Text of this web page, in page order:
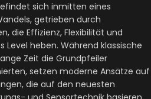
sich inmitten eines
getrieben durch
die Effizienz, Flexibilität und
heben. Während klassische
Zeit die Grundpfeiler
setzen moderne Ansätze auf
die auf den neuesten